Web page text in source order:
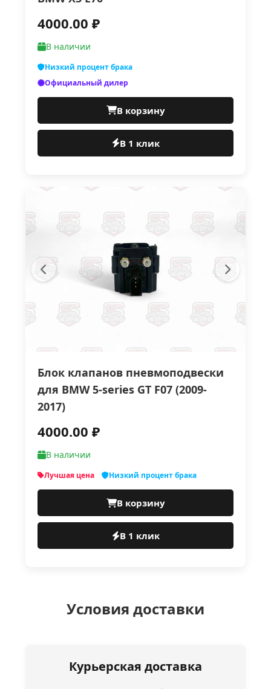
4000.00 ₽
В наличии
Низкий процент брака
Официальный дилер
В корзину
В 1 клик
Блок клапанов пневмоподвески
для BMW 5-series GT F07 (2009-
2017)
4000.00 ₽
В наличии
Лучшая цена Низкий процент брака
В корзину
В 1 клик
Условия доставки
Курьерская доставка